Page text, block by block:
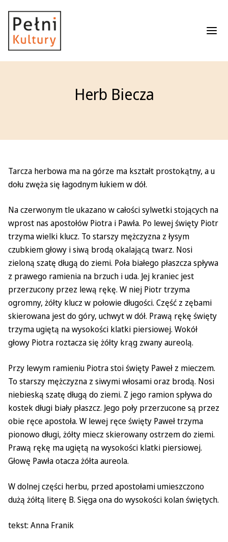
Herb Biecza
Tarcza herbowa ma na górze ma kształt prostokątny, a u
dołu zwęża się łagodnym łukiem w dół.
Na czerwonym tle ukazano w całości sylwetki stojących na
wprost nas apostołów Piotra i Pawła. Po lewej święty Piotr
trzyma wielki klucz. To starszy mężczyzna z łysym
czubkiem głowy i siwą brodą okalającą twarz. Nosi
zieloną szatę długą do ziemi. Poła białego płaszcza spływa
z prawego ramienia na brzuch i uda. Jej kraniec jest
przerzucony przez lewą rękę. W niej Piotr trzyma
ogromny, żółty klucz w połowie długości. Część z zębami
skierowana jest do góry, uchwyt w dół. Prawą rękę święty
trzyma ugiętą na wysokości klatki piersiowej. Wokół
głowy Piotra roztacza się żółty krąg zwany aureolą.
Przy lewym ramieniu Piotra stoi święty Paweł z mieczem.
To starszy mężczyzna z siwymi włosami oraz brodą. Nosi
niebieską szatę długą do ziemi. Z jego ramion spływa do
kostek długi biały płaszcz. Jego poły przerzucone są przez
obie ręce apostoła. W lewej ręce święty Paweł trzyma
pionowo długi, żółty miecz skierowany ostrzem do ziemi.
Prawą rękę ma ugiętą na wysokości klatki piersiowej.
Głowę Pawła otacza żółta aureola.
W dolnej części herbu, przed apostołami umieszczono
dużą żółtą literę B. Sięga ona do wysokości kolan świętych.
tekst: Anna Franik